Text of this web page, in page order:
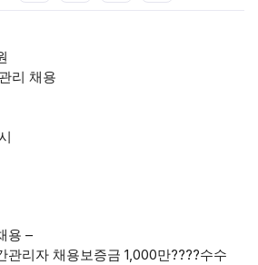
리 채용
용 –
관리자 채용보증금 1,000만????수수